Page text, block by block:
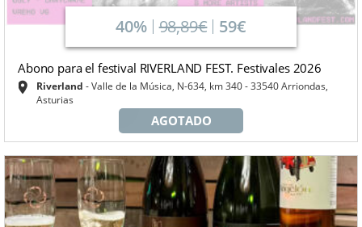
40% 98,89€ 59€
Abono para el festival RIVERLAND FEST. Festivales 2026
Riverland
Valle de la Música, N-634, km 340 - 33540 Arriondas,
Asturias
AGOTADO